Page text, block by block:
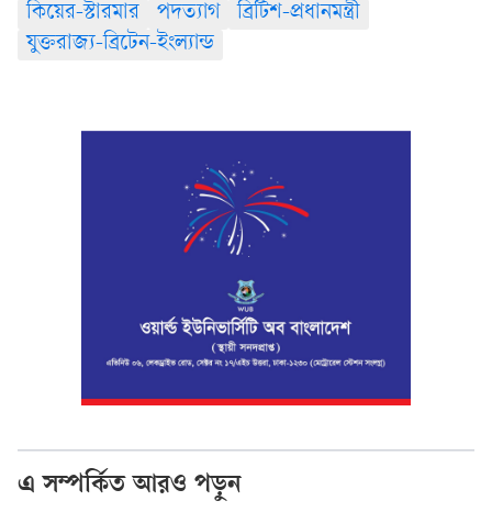
কিয়ের-স্টারমার পদত্যাগ
ব্রিটিশ-প্রধানমন্ত্রী
যুক্তরাজ্য-ব্রিটেন-ইংল্যান্ড
এ সম্পর্কিত আরও পড়ুন